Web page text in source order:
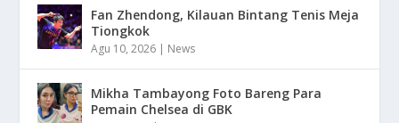
Fan Zhendong, Kilauan Bintang Tenis Meja
Tiongkok
Agu 10, 2026 | News
Mikha Tambayong Foto Bareng Para
Pemain Chelsea di GBK